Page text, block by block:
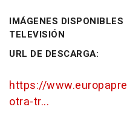
IMÁGENES DISPONIBLES
TELEVISIÓN
URL DE DESCARGA:
https://
otra-tr...